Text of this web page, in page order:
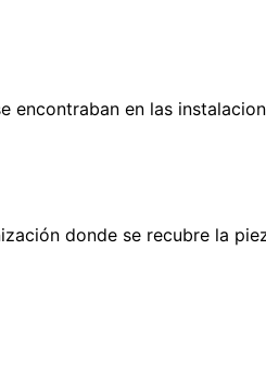
en las
donde se recubre la